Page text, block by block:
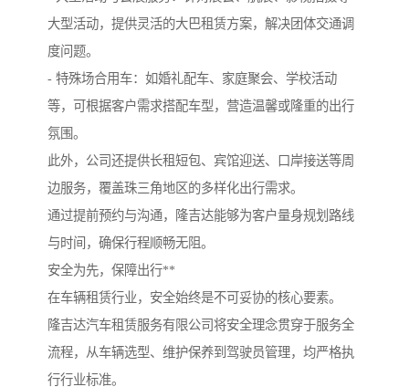
大型活动，提供灵活的大巴租赁方案，解决团体交通调
度问题。
- 特殊场合用车：如婚礼配车、家庭聚会、学校活动
等，可根据客户需求搭配车型，营造温馨或隆重的出行
氛围。
此外，公司还提供长租短包、宾馆迎送、口岸接送等周
边服务，覆盖珠三角地区的多样化出行需求。
通过提前预约与沟通，隆吉达能够为客户量身规划路线
与时间，确保行程顺畅无阻。
安全为先，保障出行**
在车辆租赁行业，安全始终是不可妥协的核心要素。
隆吉达汽车租赁服务有限公司将安全理念贯穿于服务全
流程，从车辆选型、维护保养到驾驶员管理，均严格执
行行业标准。